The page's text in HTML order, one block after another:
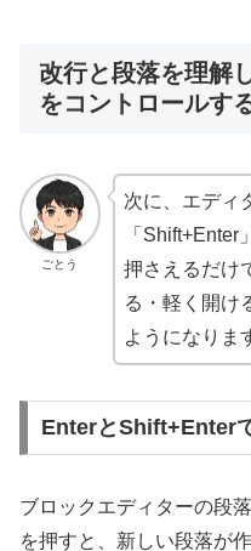
改行と段落を理解
をコントロールす
ごとう
次に、エディ
「
押さえるだけ
る・軽く開け
ようになりま
EnterとShift+Enter
ブロックエディターの段
を押すと、新しい段落が